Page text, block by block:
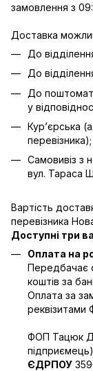
замовлення з
Доставка
До
До
До
у
Кур’єрська
перевізника);
Самовивіз з
вул. Тараса
Вартість
перевізника
Доступні три
Оплата на
Передбачає
коштів за
Оплата за
реквізитами
ФОП Тацюк
пiдприємець)
ЄДРПОУ